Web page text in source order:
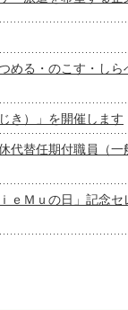
る・のこす・しら
き）」を開催します
代替任期付職員（
Ｍｕの日」記念セ